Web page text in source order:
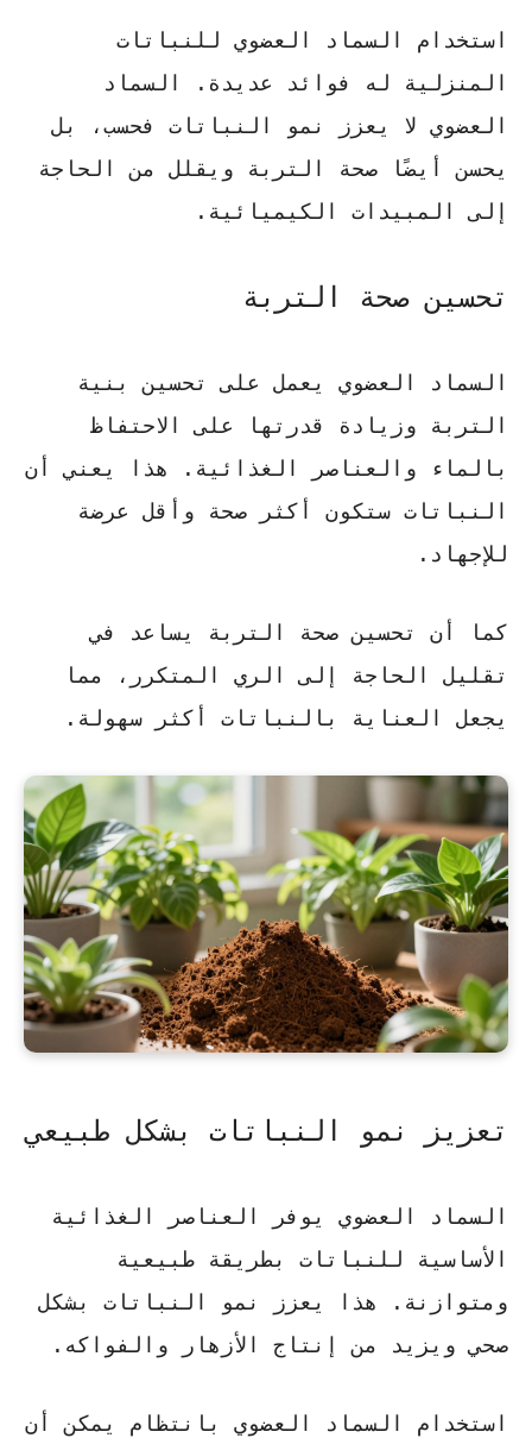
استخدام السماد العضوي للنباتات
المنزلية له فوائد عديدة. السماد
العضوي لا يعزز نمو النباتات فحسب، بل
يحسن أيضًا صحة التربة ويقلل من الحاجة
إلى المبيدات الكيميائية.
تحسين صحة التربة
السماد العضوي يعمل على تحسين بنية
التربة وزيادة قدرتها على الاحتفاظ
بالماء والعناصر الغذائية. هذا يعني أن
النباتات ستكون أكثر صحة وأقل عرضة
للإجهاد.
كما أن تحسين صحة التربة يساعد في
تقليل الحاجة إلى الري المتكرر، مما
يجعل العناية بالنباتات أكثر سهولة.
تعزيز نمو النباتات بشكل طبيعي
السماد العضوي يوفر العناصر الغذائية
الأساسية للنباتات بطريقة طبيعية
ومتوازنة. هذا يعزز نمو النباتات بشكل
صحي ويزيد من إنتاج الأزهار والفواكه.
استخدام السماد العضوي بانتظام يمكن أن